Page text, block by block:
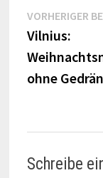
VORHERIGER
Vilnius:
ohne
Schreibe